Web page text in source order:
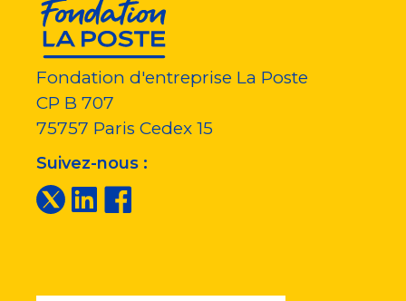
Fondation d'entreprise La Poste
CP B 707
75757 Paris Cedex 15
Suivez-nous :